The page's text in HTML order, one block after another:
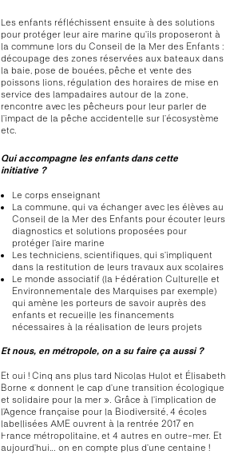
Les enfants réfléchissent ensuite à des solutions
pour protéger leur aire marine qu’ils proposeront à
la commune lors du Conseil de la Mer des Enfants :
découpage des zones réservées aux bateaux dans
la baie, pose de bouées, pêche et vente des
poissons lions, régulation des horaires de mise en
service des lampadaires autour de la zone,
rencontre avec les pêcheurs pour leur parler de
l’impact de la pêche accidentelle sur l’écosystème
etc.
Qui accompagne les enfants dans cette
initiative ?
Le corps enseignant
La commune, qui va échanger avec les élèves au
Conseil de la Mer des Enfants pour écouter leurs
diagnostics et solutions proposées pour
protéger l’aire marine
Les techniciens, scientifiques, qui s’impliquent
dans la restitution de leurs travaux aux scolaires
Le monde associatif (la Fédération Culturelle et
Environnementale des Marquises par exemple)
qui amène les porteurs de savoir auprès des
enfants et recueille les financements
nécessaires à la réalisation de leurs projets
Et nous, en métropole, on a su faire ça aussi ?
Et oui ! Cinq ans plus tard Nicolas Hulot et Élisabeth
Borne « donnent le cap d’une transition écologique
et solidaire pour la mer ». Grâce à l’implication de
l’Agence française pour la Biodiversité, 4 écoles
labellisées AME ouvrent à la rentrée 2017 en
France métropolitaine, et 4 autres en outre-mer. Et
aujourd’hui… on en compte plus d’une centaine !